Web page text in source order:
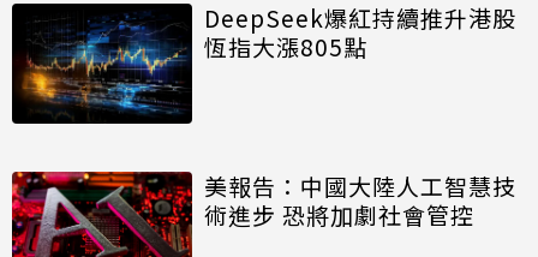
DeepSeek爆紅持續推升港股
恆指大漲805點
美報告：中國大陸人工智慧技
術進步 恐將加劇社會管控